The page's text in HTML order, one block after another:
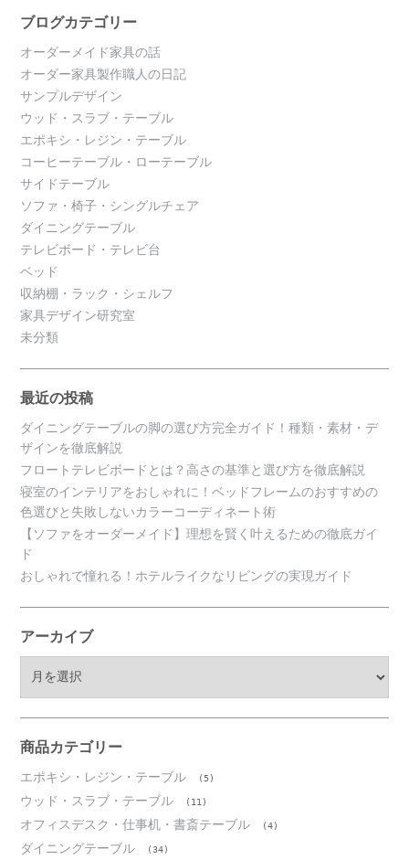
ブログカテゴリー
オーダーメイド家具の話
オーダー家具製作職人の日記
サンプルデザイン
ウッド・スラブ・テーブル
エポキシ・レジン・テーブル
コーヒーテーブル・ローテーブル
サイドテーブル
ソファ・椅子・シングルチェア
ダイニングテーブル
テレビボード・テレビ台
ベッド
収納棚・ラック・シェルフ
家具デザイン研究室
未分類
最近の投稿
ダイニングテーブルの脚の選び方完全ガイド！種類・素材・デ
ザインを徹底解説
フロートテレビボードとは？高さの基準と選び方を徹底解説
寝室のインテリアをおしゃれに！ベッドフレームのおすすめの
色選びと失敗しないカラーコーディネート術
【ソファをオーダーメイド】理想を賢く叶えるための徹底ガイ
ド
おしゃれで憧れる！ホテルライクなリビングの実現ガイド
アーカイブ
ブ
商品カテゴリー
エポキシ・レジン・テーブル (5)
ウッド・スラブ・テーブル (11)
オフィスデスク・仕事机・書斎テーブル (4)
ダイニングテーブル (34)